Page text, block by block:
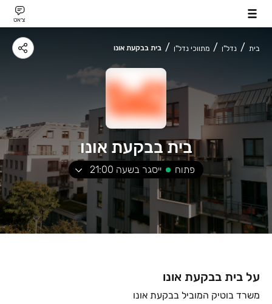
צ׳אט
בית נדל"ן מתווכי נדל"ן בית בבקעת אונו
בית בבקעת אונו
פתוח ייסגר בשעה 21:00
על בית בבקעת אונו